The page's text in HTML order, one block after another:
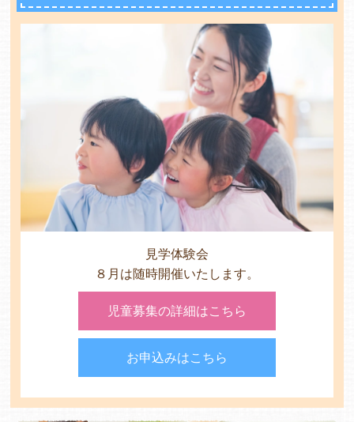
各保育園のご紹介
入園・見学の問い合わせ
在園児保護者の方へ
よくあるご質問
見学体験会
８月は随時開催いたします。
児童募集の詳細はこちら
お申込みはこちら